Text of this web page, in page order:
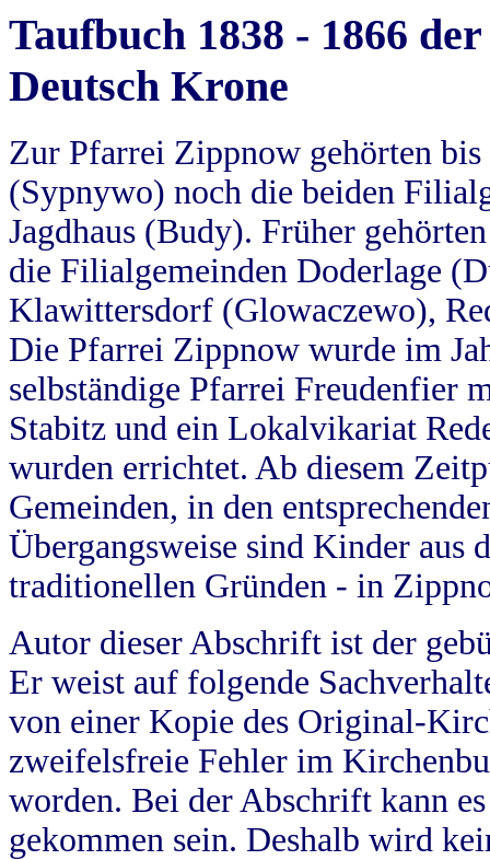
Taufbuch 1838 - 1866
Deutsch Krone
Zur Pfarrei Zippnow gehörten
(Sypnywo) noch die beiden
Jagdhaus (Budy). Früher
die Filialgemeinden Doderlage
Klawittersdorf (Glowaczewo),
Die Pfarrei Zippnow wurde im
selbständige Pfarrei Freudenfier
Stabitz und ein Lokalvikariat
wurden errichtet. Ab diesem
Gemeinden, in den
Übergangsweise sind Kinder aus
traditionellen Gründen - in
Autor dieser Abschrift ist der
Er weist auf folgende
von einer Kopie des Original-
zweifelsfreie Fehler im
worden. Bei der Abschrift kann
gekommen sein. Deshalb wird